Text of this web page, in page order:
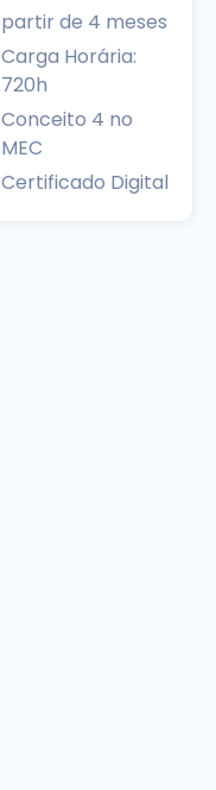
partir de 4 meses
Carga Horária:
720h
Conceito 4 no
MEC
Certificado Digital